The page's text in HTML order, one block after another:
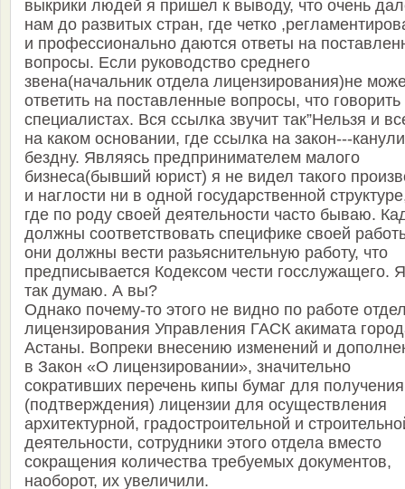
выкрики людей я пришел к выводу, что очень
нам до развитых стран, где четко
и профессионально даются ответы на
вопросы. Если руководство среднего
звена(начальник отдела лицензирования)не
ответить на поставленные вопросы, что говорить
специалистах. Вся ссылка звучит так”Нельзя и
на каком основании, где ссылка на закон---
бездну. Являясь предпринимателем малого
бизнеса(бывший юрист) я не видел такого
и наглости ни в одной государственной
где по роду своей деятельности часто бываю.
должны соответствовать специфике своей
они должны вести разьяснительную работу, что
предписывается Кодексом чести госслужащего. Я
так думаю. А вы?
Однако почему-то этого не видно по работе
лицензирования Управления ГАСК акимата
Астаны. Вопреки внесению изменений и
в Закон «О лицензировании», значительно
сокративших перечень кипы бумаг для получения
(подтверждения) лицензии для осуществления
архитектурной, градостроительной и
деятельности, сотрудники этого отдела вместо
сокращения количества требуемых документов,
наоборот, их увеличили.